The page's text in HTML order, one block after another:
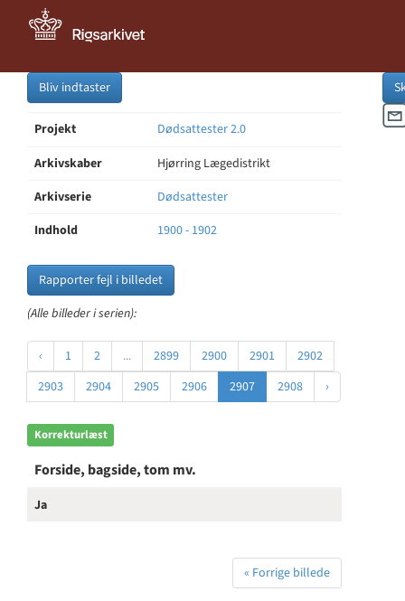
Bliv indtaster
Projekt
Dødsattester 2.0
Arkivskaber
Hjørring Lægedistrikt
Arkivserie
Dødsattester
Indhold
1900 - 1902
Rapporter fejl i billedet
(Alle billeder i serien):
‹ 1 2 ... 2899 2900 2901
2902
2903
2904 2905 2906 2907 2908 ›
Korrekturlæst
Forside, bagside, tom mv.
Ja
« Forrige billede